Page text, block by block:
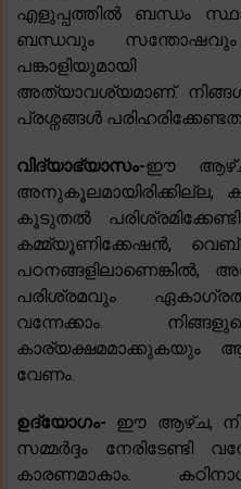
എളുപ്പത്തിൽ ബന്ധം
ബന്ധവും സന്തോഷവും
പങ്കാളിയുമായി
അത്യാവശ്യമാണ്.
പ്രശ്നങ്ങൾ
വിദ്യാഭ്യാസം-ഈ ആഴ്ച
അനുകൂലമായിരിക്കില്ല,
കൂടുതൽ
കമ്മ്യൂണിക്കേഷൻ,
പഠനങ്ങളിലാണെങ്കിൽ,
പരിശ്രമവും
വന്നേക്കാം.
വേണം.
ഉദ്യോഗം- ഈ ആഴ്ച,
സമ്മർദ്ദം നേരിടേണ്ടി
കാരണമാകാം.